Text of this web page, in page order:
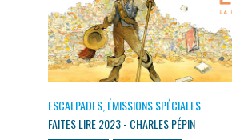
ESCALPADES, ÉMISSIONS SPÉCIALES
FAITES LIRE 2023 - CHARLES PÉPIN